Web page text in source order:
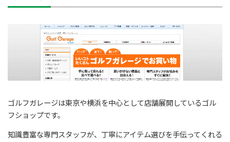
ゴルフガレージは東京や横浜を中心として店舗展開しているゴル
フショップです。
知識豊富な専門スタッフが、丁寧にアイテム選びを手伝ってくれる